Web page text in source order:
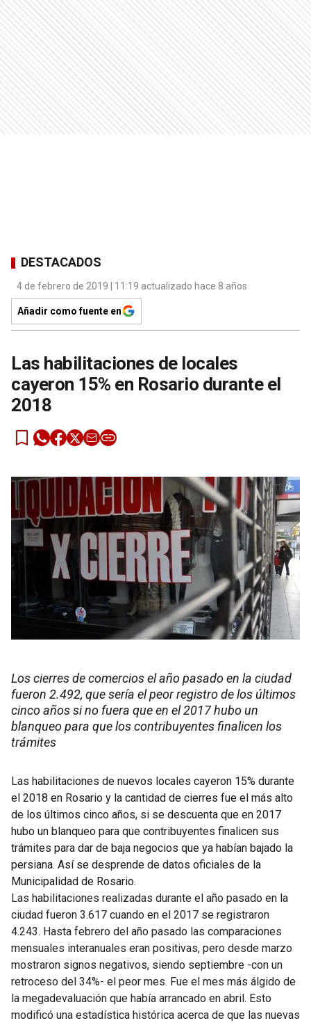
DESTACADOS
4 de febrero de 2019 | 11:19 actualizado hace 8 años
Añadir como fuente en
Las habilitaciones de locales
cayeron 15% en Rosario durante el
2018
Los cierres de comercios el año pasado en la ciudad
fueron 2.492, que sería el peor registro de los últimos
cinco años si no fuera que en el 2017 hubo un
blanqueo para que los contribuyentes finalicen los
trámites
Las habilitaciones de nuevos locales cayeron 15% durante
el 2018 en Rosario y la cantidad de cierres fue el más alto
de los últimos cinco años, si se descuenta que en 2017
hubo un blanqueo para que contribuyentes finalicen sus
trámites para dar de baja negocios que ya habían bajado la
persiana. Así se desprende de datos oficiales de la
Municipalidad de Rosario.
Las habilitaciones realizadas durante el año pasado en la
ciudad fueron 3.617 cuando en el 2017 se registraron
4.243. Hasta febrero del año pasado las comparaciones
mensuales interanuales eran positivas, pero desde marzo
mostraron signos negativos, siendo septiembre -con un
retroceso del 34%- el peor mes. Fue el mes más álgido de
la megadevaluación que había arrancado en abril. Esto
modificó una estadística histórica acerca de que las nuevas